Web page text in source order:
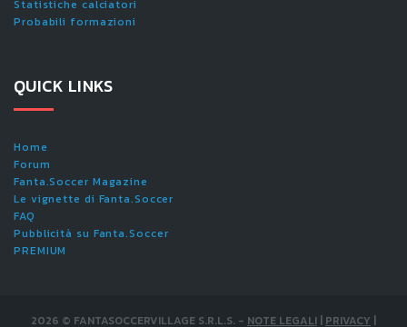
Statistiche calciatori
Probabili formazioni
QUICK LINKS
Home
Forum
Fanta.Soccer Magazine
Le vignette di Fanta.Soccer
FAQ
Pubblicità su Fanta.Soccer
PREMIUM
2026 © FANTASOCCERVILLAGE S.R.L.S. - NOTE LEGALI | PRIVACY |